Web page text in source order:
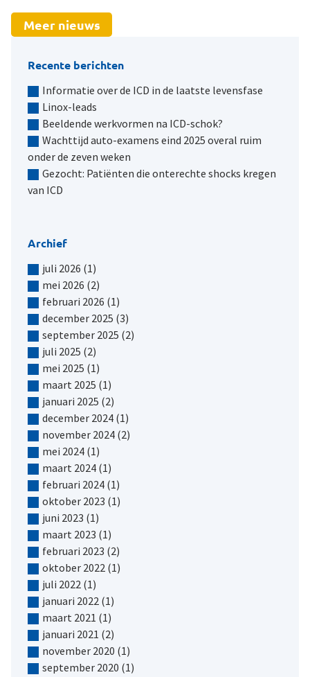
Recente berichten
Informatie over de ICD in de laatste levensfase
Linox-leads
Beeldende werkvormen na ICD-schok?
Wachttijd auto-examens eind 2025 overal ruim
onder de zeven weken
Gezocht: Patiënten die onterechte shocks kregen
van ICD
Archief
juli 2026 (1)
mei 2026 (2)
februari 2026 (1)
december 2025 (3)
september 2025 (2)
juli 2025 (2)
mei 2025 (1)
maart 2025 (1)
januari 2025 (2)
december 2024(1)
november 2024(2)
mei 2024(1)
maart 2024(1)
februari 2024(1)
oktober 2023 (1)
juni 2023 (1)
maart 2023 (1)
februari 2023 (2)
oktober 2022 (1)
juli 2022 (1)
januari 2022 (1)
maart 2021 (1)
januari 2021 (2)
november 2020 (1)
september 2020 (1)
Meer nieuws